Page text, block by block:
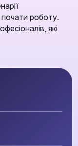
роботу.
які